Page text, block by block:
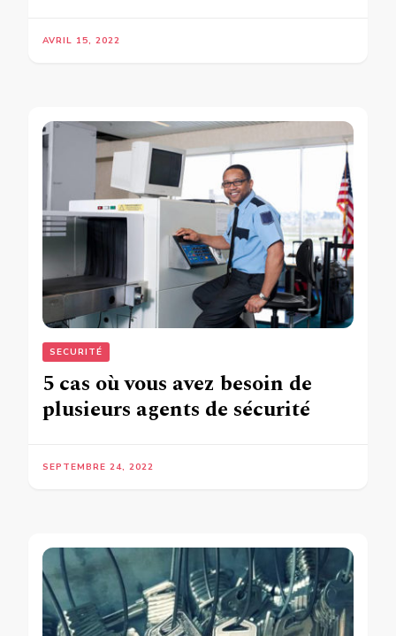
AVRIL 15, 2022
SECURITÉ
5 cas où vous avez besoin de
plusieurs agents de sécurité
SEPTEMBRE 24, 2022